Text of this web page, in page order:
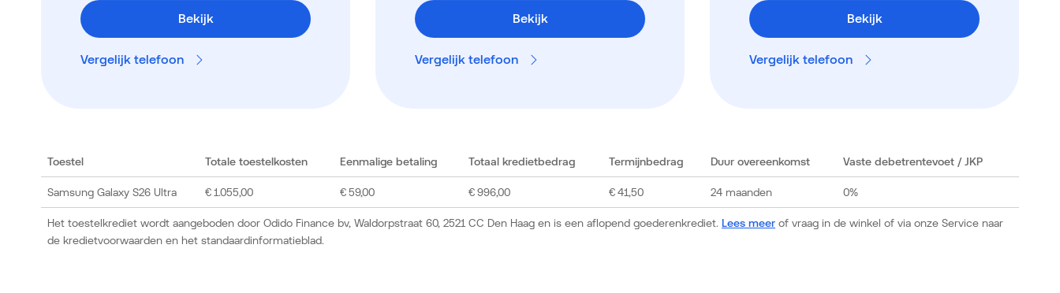
Bekijk
Vergelijk telefoon
Bekijk
Vergelijk telefoon
Bekijk
Vergelijk telefoon
Toestel Totale toestelkosten Eenmalige betaling Totaal kredietbedrag Termijnbedrag Duur overeenkomst Vaste debetrentevoet / JKP
Het toestelkrediet wordt aangeboden door Odido Finance bv, Waldorpstraat 60, 2521 CC Den Haag en is een aflopend goederenkrediet. Lees meer of vraag in de winkel of via onze Service naar
de kredietvoorwaarden en het standaardinformatieblad.
Samsung Galaxy S26 Ultra € 1.055,00 € 59,00 € 996,00 € 41,50 24 maanden 0%